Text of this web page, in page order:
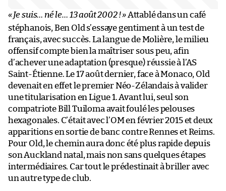
«Je suis… né le… 13 août 2002 !»Attablé dans un café
stéphanois, Ben Old s’essaye gentiment à un test de
français, avec succès. La langue de Molière, le milieu
offensif compte bien la maîtriser sous peu, afin
d’achever une adaptation (presque) réussie à l’AS
Saint-Étienne. Le 17 août dernier, face à Monaco, Old
devenait en effet le premier Néo-Zélandais à valider
une titularisation en Ligue 1. Avant lui, seul son
compatriote Bill Tuiloma avait foulé les pelouses
hexagonales. C’était avec l’OM en février 2015 et deux
apparitions en sortie de banc contre Rennes et Reims.
Pour Old, le chemin aura donc été plus rapide depuis
son Auckland natal, mais non sans quelques étapes
intermédiaires. Car tout le prédestinait à briller avec
un autre type de club.